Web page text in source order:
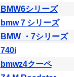
BMW6シリーズ
bmw７シリーズ
BMW ・7シリーズ
740i
bmwz4クーペ